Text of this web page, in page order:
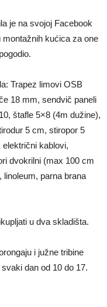
je na svojoj Facebook
kućica za one
Trapez limovi OSB
18 mm, sendvič paneli
štafle 5×8 (4m dužine),
5 cm, stiropor 5
kablovi,
dvokrilni (max 100 cm
parna brana
u dva skladišta.
i južne tribine
dan od 10 do 17.